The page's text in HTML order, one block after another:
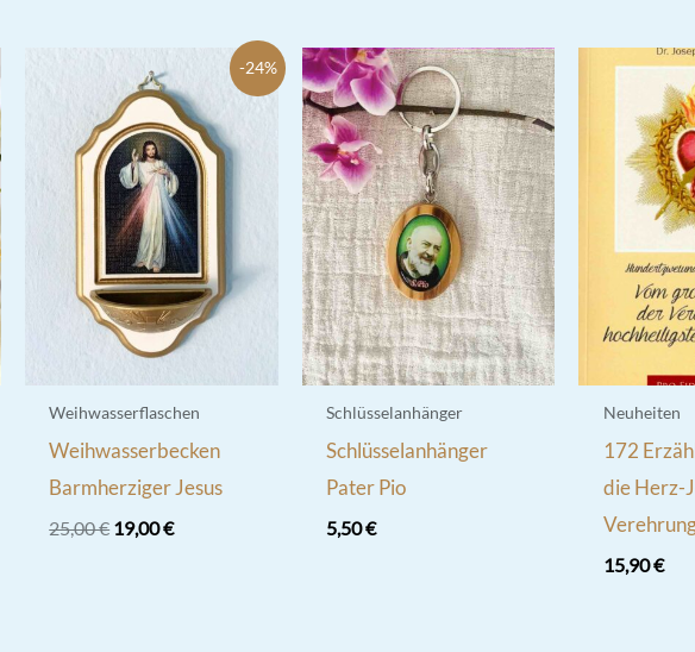
-24%
Weihwasserflaschen
Weihwasserbecken
Barmherziger Jesus
25,00€ Ursprünglicher
19,00€Aktueller
Schlüsselanhänger
Schlüsselanhänger
Pater Pio
5,50€
Neuheiten
172
die Herz-
15,90€